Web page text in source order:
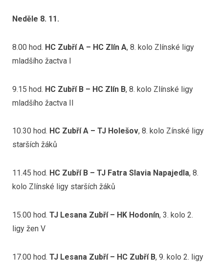
Neděle 8. 11.
8.00 hod. HC Zubří A – HC Zlín A, 8. kolo Zlínské ligy
mladšího žactva I
9.15 hod. HC Zubří B – HC Zlín B, 8. kolo Zlínské ligy
mladšího žactva II
10.30 hod. HC Zubří A – TJ Holešov, 8. kolo Zínské ligy
starších žáků
11.45 hod. HC Zubří B – TJ Fatra Slavia Napajedla, 8.
kolo Zlínské ligy starších žáků
15.00 hod. TJ Lesana Zubří – HK Hodonín, 3. kolo 2.
ligy žen V
17.00 hod. TJ Lesana Zubří – HC Zubří B, 9. kolo 2. ligy